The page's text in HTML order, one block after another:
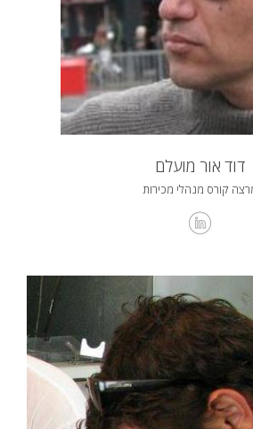
דוד אור מועלם
קורס מנהלי מכירות